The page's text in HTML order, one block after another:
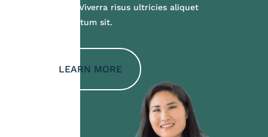
fusce at. Viverra risus ultricies aliquet
condimentum sit.
LEARN MORE